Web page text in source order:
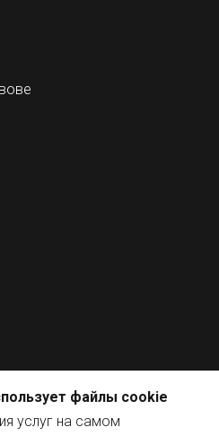
файлы cookie
услуг на самом